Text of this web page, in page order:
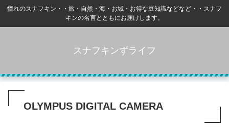
憧れのスナフキン・・旅・自然・海・お城・お得な豆知識などなど・・スナフ
キンの名言とともにお届けします。
スナフキンずライフ
OLYMPUS DIGITAL CAMERA